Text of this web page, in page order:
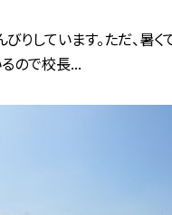
りしています。ただ、暑
るので校長...